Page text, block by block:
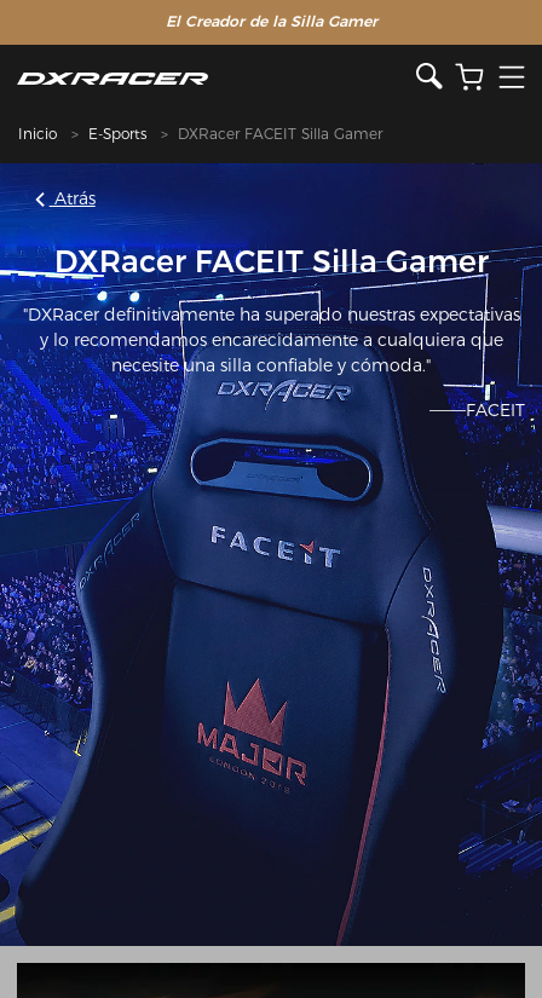
El Creador de la Silla Gamer
Inicio E-Sports DXRacer FACEIT Silla Gamer
Atrás
DXRacer FACEIT Silla Gamer
"DXRacer definitivamente ha superado nuestras expectativas
y lo recomendamos encarecidamente a cualquiera que
necesite una silla confiable y cómoda."
———FACEIT